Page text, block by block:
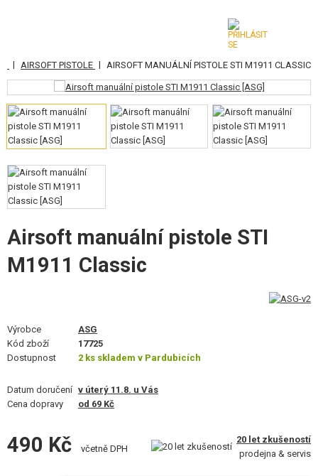
KATEGORIE
AIRSOFTOVÉ ZBRANĚ
VZDUCHOVÉ ZBRANĚ, PRAKY
GRANÁTOMETY, GRANÁTY
KULIČKY, PLYN
AKUMULÁTORY, NABÍJEČKY
ZÁSOBNÍKY, PLNIČKY
VÝSTROJ, UNIFORMY, POUZDRA
MASKOVÁNÍ, BARVY, PÁSKY
VYSÍLAČKY, HEADSETY, KAMERY
NÁHRADNÍ DÍLY, UPGRADE
| AIRSOFT PISTOLE | AIRSOFT MANUÁLNÍ PISTOLE STI M1911 CLASSIC
Airsoft manuální pistole STI
M1911 Classic
Výrobce
ASG
Kód zboží
17725
Dostupnost
2 ks skladem v Pardubicích
Datum doručení v úterý 11.8. u Vás
Cena dopravy
od 69 Kč
490 Kč včetně DPH
20 let zkušeností
prodejna & servis